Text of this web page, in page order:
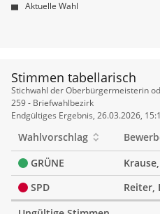
Aktuelle Wahl
Stimmen tabellarisch
Stimmen
tabellarisch
Stichwahl der Oberbürgermeisterin
259 - Briefwahlbezirk
Endgültiges Ergebnis, 26.03.2026,
Wahlvorschlag
GRÜNE
SPD
Reiter,